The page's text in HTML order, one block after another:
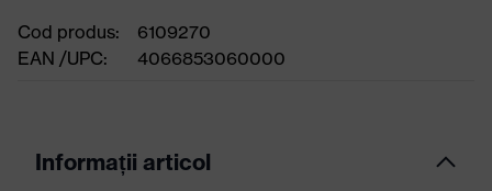
Cod produs:
6109270
EAN /UPC:
4066853060000
Informații articol